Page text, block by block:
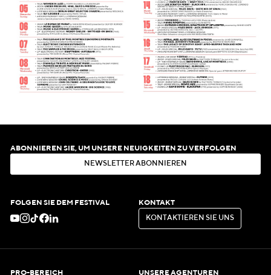
ABONNIEREN SIE, UM UNSERE NEUIGKEITEN ZU VERFOLGEN
N EWSLET ERABON N EREN
FOLGEN SIE DEM FESTIVAL KONTAKT
KON AKT EREN SI E UN S
KONTAKTIERENSIEUNS
PRO-BEREICH UNSERE AGENTUREN